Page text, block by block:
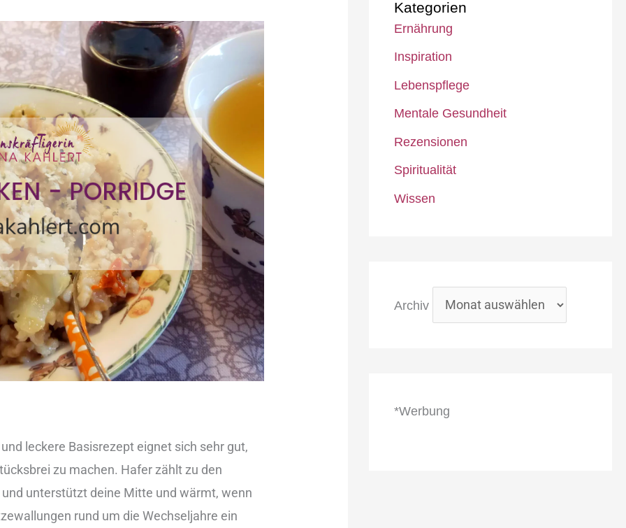
leckere Basisrezept eignet sich sehr gut,
zu machen. Hafer zählt zu den
und unterstützt deine Mitte und wärmt, wenn
rund um die Wechseljahre ein
Kategorien
Ernährung
Inspiration
Lebenspflege
Mentale Gesundheit
Rezensionen
Spiritualität
Wissen
Archiv
*Werbung